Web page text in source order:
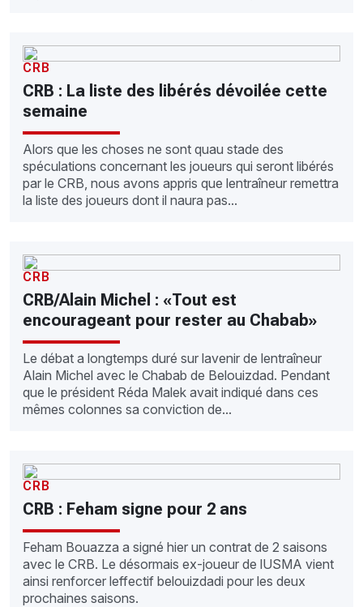
CRB
CRB : La liste des libérés dévoilée cette
semaine
Alors que les choses ne sont quau stade des
spéculations concernant les joueurs qui seront libérés
par le CRB, nous avons appris que lentraîneur remettra
la liste des joueurs dont il naura pas...
CRB
CRB/Alain Michel : «Tout est
encourageant pour rester au Chabab»
Le débat a longtemps duré sur lavenir de lentraîneur
Alain Michel avec le Chabab de Belouizdad. Pendant
que le président Réda Malek avait indiqué dans ces
mêmes colonnes sa conviction de...
CRB
CRB : Feham signe pour 2 ans
Feham Bouazza a signé hier un contrat de 2 saisons
avec le CRB. Le désormais ex-joueur de lUSMA vient
ainsi renforcer leffectif belouizdadi pour les deux
prochaines saisons.